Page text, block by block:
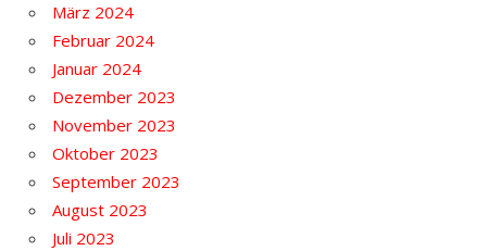
März 2024
Februar 2024
Januar 2024
Dezember 2023
November 2023
Oktober 2023
September 2023
August 2023
Juli 2023